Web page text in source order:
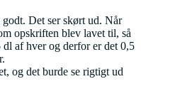
godt. Det ser skørt ud. Når
opskriften blev lavet til, så
dl af hver og derfor er det 0,5
og det burde se rigtigt ud